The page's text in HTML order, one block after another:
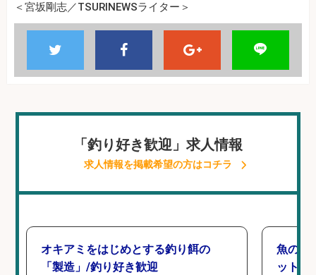
＜宮坂剛志／TSURINEWSライター＞
「釣り好き歓迎」求人情報
求人情報を掲載希望の方はコチラ
オキアミをはじめとする釣り餌の
「製造」/釣り好き歓迎
魚の「
ットを